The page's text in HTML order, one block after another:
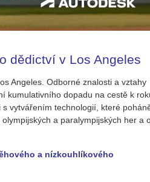
dědictví v Los Angeles
An­ge­les. Od­bor­né zna­los­ti a vzta­hy
ku­mu­la­tiv­ní­ho do­pa­du na cestě k
vy­tvá­ře­ním tech­no­lo­gií, které
a pa­ra­lym­pij­ských her a
a nízkouhlíkového